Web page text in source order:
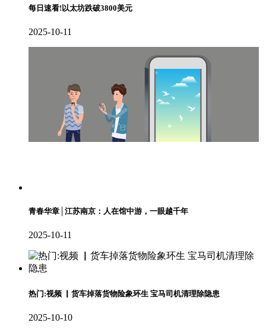
每日速看!以太坊跌破3800美元
2025-10-11
青春华章│江苏南京：人在馆中游，一眼越千年
2025-10-11
热门:视频 ▏货车掉落货物险象环生 宝马司机清理除隐患
2025-10-10